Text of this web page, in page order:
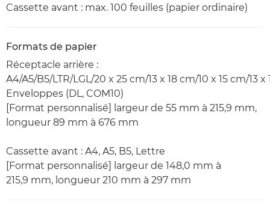
Cassette avant : max. 100 feuilles (papier ordinaire)
Formats de papier
Réceptacle arrière :
A4/A5/B5/LTR/LGL/20 x 25 cm/13 x 18 cm/10 x 15 cm/13
Enveloppes (DL, COM10)
[Format personnalisé] largeur de 55 mm à 215,9 mm,
longueur 89 mm à 676 mm
Cassette avant : A4, A5, B5, Lettre
[Format personnalisé] largeur de 148,0 mm à
215,9 mm, longueur 210 mm à 297 mm